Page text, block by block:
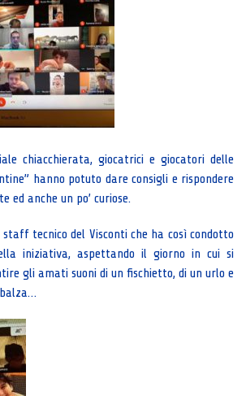
chiacchierata, giocatrici e giocatori delle
hanno potuto dare consigli e rispondere
ed anche un po’ curiose.
tecnico del Visconti che ha così condotto
iniziativa, aspettando il giorno in cui si
gli amati suoni di un fischietto, di un urlo e